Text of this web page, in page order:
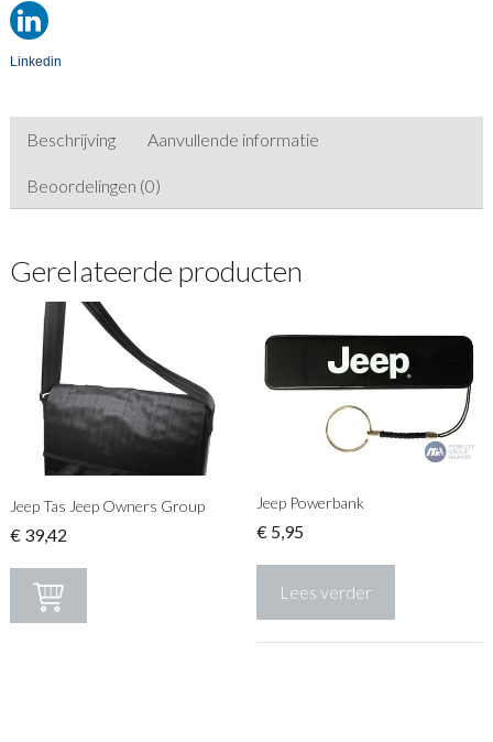
Linkedin
Beschrijving Aanvullende informatie
Beoordelingen (0)
Gerelateerde producten
Jeep Tas Jeep Owners Group
€39,42
Jeep Powerbank
€ 5,95
Lees verder